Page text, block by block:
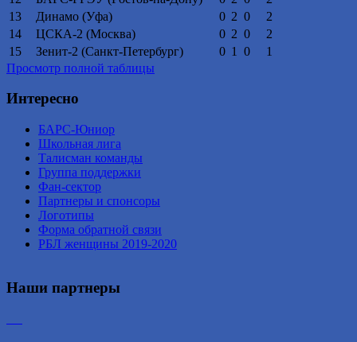
13
Динамо (Уфа) 0 2 0
2
14
ЦСКА-2 (Москва) 0 2 0
2
15
Зенит-2 (Санкт-Петербург) 0 1 0
1
Просмотр полной таблицы
Интересно
БАРС-Юниор
Школьная лига
Талисман команды
Группа поддержки
Фан-сектор
Партнеры и спонсоры
Логотипы
Форма обратной связи
РБЛ женщины 2019-2020
Наши партнеры